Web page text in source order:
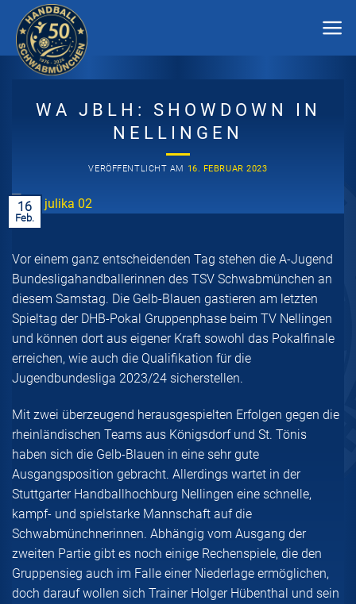
Inhalt
springen
WA JBLH: SHOWDOWN IN
NELLINGEN
VERÖFFENTLICHT AM 16. FEBRUAR 2023
16
Feb.
Vor einem ganz entscheidenden Tag stehen die A-Jugend
Bundesligahandballerinnen des TSV Schwabmünchen an
diesem Samstag. Die Gelb-Blauen gastieren am letzten
Spieltag der DHB-Pokal Gruppenphase beim TV Nellingen
und können dort aus eigener Kraft sowohl das Pokalfinale
erreichen, wie auch die Qualifikation für die
Jugendbundesliga 2023/24 sicherstellen.
Mit zwei überzeugend herausgespielten Erfolgen gegen die
rheinländischen Teams aus Königsdorf und St. Tönis
haben sich die Gelb-Blauen in eine sehr gute
Ausgangsposition gebracht. Allerdings wartet in der
Stuttgarter Handballhochburg Nellingen eine schnelle,
kampf- und spielstarke Mannschaft auf die
Schwabmünchnerinnen. Abhängig vom Ausgang der
zweiten Partie gibt es noch einige Rechenspiele, die den
Gruppensieg auch im Falle einer Niederlage ermöglichen,
doch darauf wollen sich Trainer Holger Hübenthal und sein